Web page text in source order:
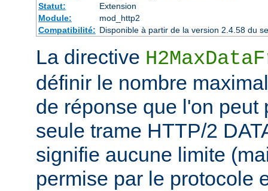
Statut:
Extension
Module:
mod_http2
Compatibilité: Disponible à partir de la version 2.4.58 du
La directive
définir le nombre
de réponse que l'on peut
seule trame HTTP/2
signifie aucune limite
permise par le protocole